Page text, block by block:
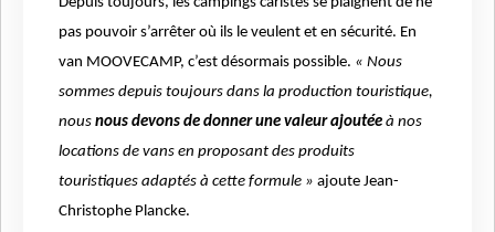
pas pouvoir s’arrêter où ils le veulent et en sécurité. En
van MOOVECAMP, c’est désormais possible. « Nous
sommes depuis toujours dans la production touristique,
nous nous devons de donner une valeur ajoutée à nos
locations de vans en proposant des produits
touristiques adaptés à cette formule » ajoute Jean-
Christophe Plancke.